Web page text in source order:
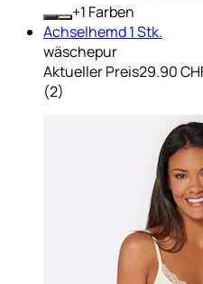
+ Farben
Achselhemd 1 Stk.
wäschepur
Aktueller Preis29.90
(2)